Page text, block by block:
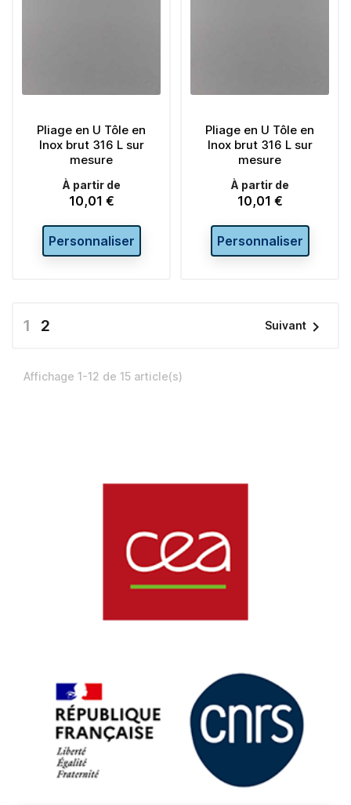
Pliage en U Tôle en
Inox brut 316 L sur
mesure
À partir de
Prix
10,01 €
Personnaliser
Pliage en U Tôle en
Inox brut 316 L sur
mesure
À partir de
Prix
10,01 €
Personnaliser
1 2 Suivant 
Affichage 1-12 de 15 article(s)